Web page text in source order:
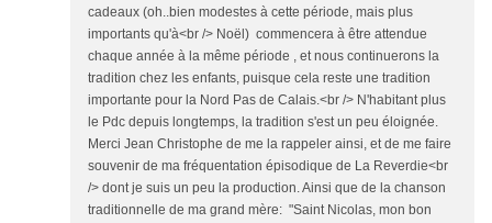
cadeaux (oh..bien modestes à cette période, mais plus
importants qu'à<br /> Noël) commencera à être attendue
chaque année à la même période , et nous continuerons la
tradition chez les enfants, puisque cela reste une tradition
importante pour la Nord Pas de Calais.<br /> N'habitant plus
le Pdc depuis longtemps, la tradition s'est un peu éloignée.
Merci Jean Christophe de me la rappeler ainsi, et de me faire
souvenir de ma fréquentation épisodique de La Reverdie<br
/> dont je suis un peu la production. Ainsi que de la chanson
traditionnelle de ma grand mère: "Saint Nicolas, mon bon